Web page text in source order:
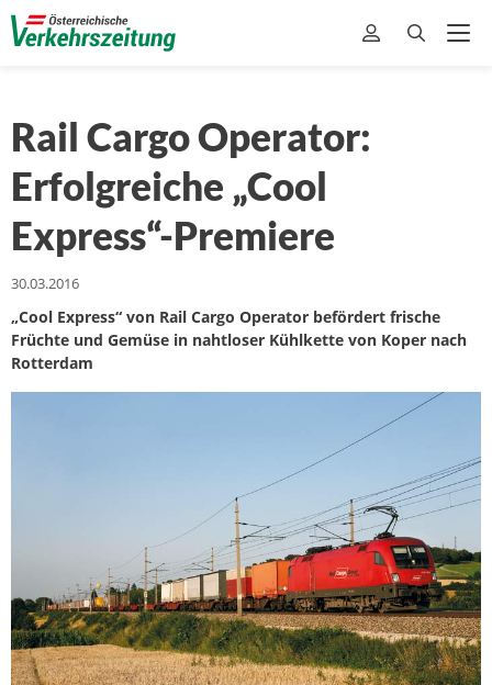
Rail Cargo Operator:
Erfolgreiche „Cool
Express“-Premiere
30.03.2016
„Cool Express“ von Rail Cargo Operator befördert frische
Früchte und Gemüse in nahtloser Kühlkette von Koper nach
Rotterdam